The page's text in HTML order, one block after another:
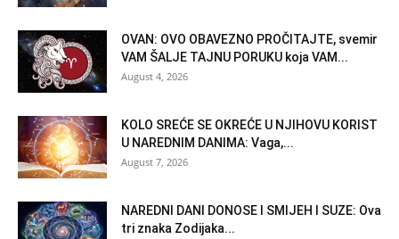
OVAN: OVO OBAVEZNO PROČITAJTE, svemir
VAM ŠALJE TAJNU PORUKU koja VAM...
August 4, 2026
KOLO SREĆE SE OKREĆE U NJIHOVU KORIST
U NAREDNIM DANIMA: Vaga,...
August 7, 2026
NAREDNI DANI DONOSE I SMIJEH I SUZE: Ova
tri znaka Zodijaka...